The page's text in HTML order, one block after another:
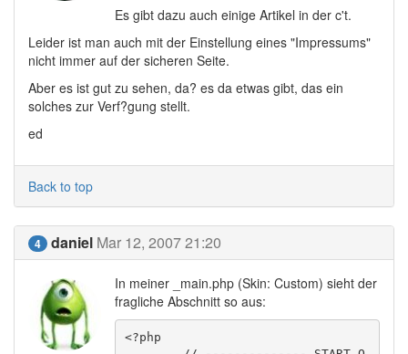
Es gibt dazu auch einige Artikel in der c't.
Leider ist man auch mit der Einstellung eines "Impressums"
nicht immer auf der sicheren Seite.
Aber es ist gut zu sehen, da? es da etwas gibt, das ein
solches zur Verf?gung stellt.
ed
Back to top
4 daniel Mar 12, 2007 21:20
In meiner _main.php (Skin: Custom) sieht der
fragliche Abschnitt so aus:
<?php